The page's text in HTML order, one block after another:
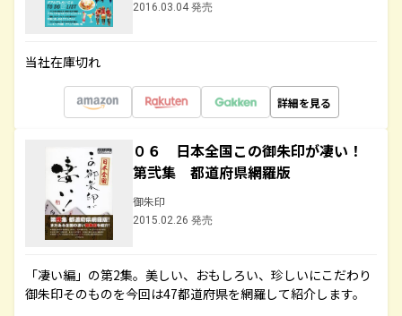
2016.03.04 発売
当社在庫切れ
詳細を見る
０６ 日本全国この御朱印が凄い！
第弐集 都道府県網羅版
御朱印
2015.02.26 発売
「凄い編」の第2集。美しい、おもしろい、珍しいにこだわり
御朱印そのものを今回は47都道府県を網羅して紹介します。